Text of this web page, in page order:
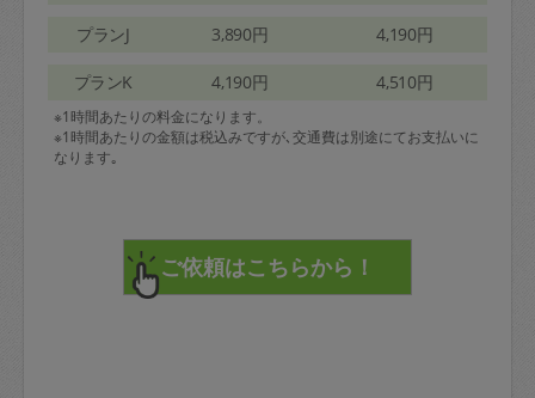
プランJ 3,890円 4,190円
プランK 4,190円 4,510円
※1時間あたりの料金になります。
※1時間あたりの金額は税込みですが､交通費は別途にてお支払いに
なります｡